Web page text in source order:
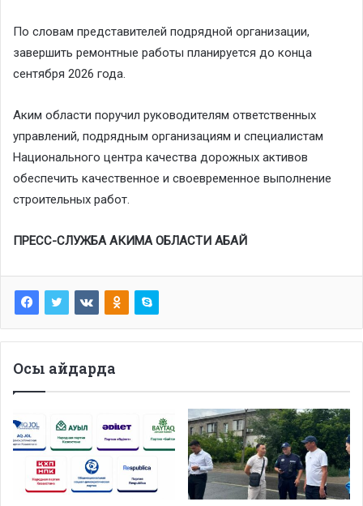
По словам представителей подрядной организации,
завершить ремонтные работы планируется до конца
сентября 2026 года.
Аким области поручил руководителям ответственных
управлений, подрядным организациям и специалистам
Национального центра качества дорожных активов
обеспечить качественное и своевременное выполнение
строительных работ.
ПРЕСС-СЛУЖБА АКИМА ОБЛАСТИ АБАЙ
Осы айдарда